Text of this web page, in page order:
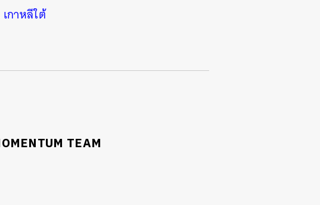
เกาหลีใต้
TEAM